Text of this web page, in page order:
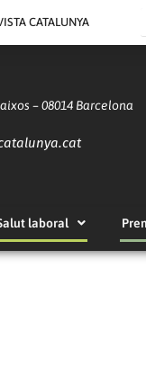
CATALUNYA
– 08014 Barcelona
laboral